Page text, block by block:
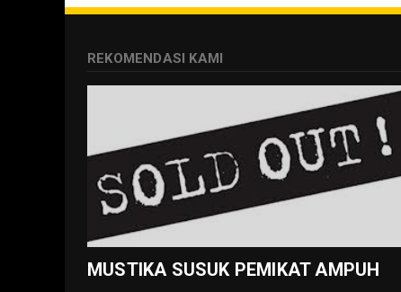
REKOMENDASI KAMI
MUSTIKA SUSUK PEMIKAT AMPUH